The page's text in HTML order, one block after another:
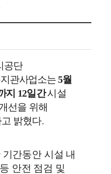
공단
관사업소는5월
지 12일간시설
선을 위해
밝혔다.
간동안 시설 내
안전 점검 및